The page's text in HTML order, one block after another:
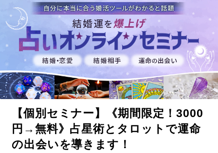
【個別セミナー】《期間限定！3000
円→無料》占星術とタロットで運命
の出会いを導きます！